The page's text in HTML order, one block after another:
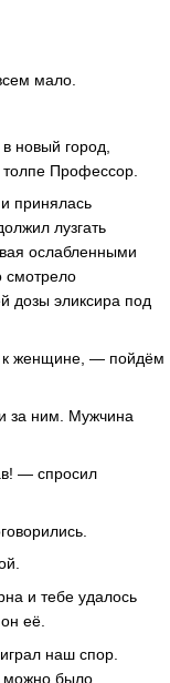
мало.
новый город,
Профессор.
принялась
лузгать
ослабленными
смотрело
дозы эликсира под
женщине, — пойдём
за ним. Мужчина
— спросил
и тебе удалось
её.
наш спор.
можно было